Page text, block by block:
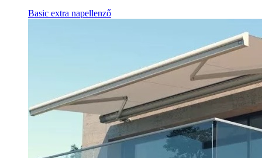
Basic extra napellenző